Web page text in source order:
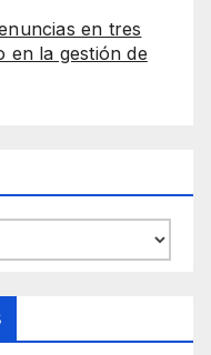
en tres
en la gestión de